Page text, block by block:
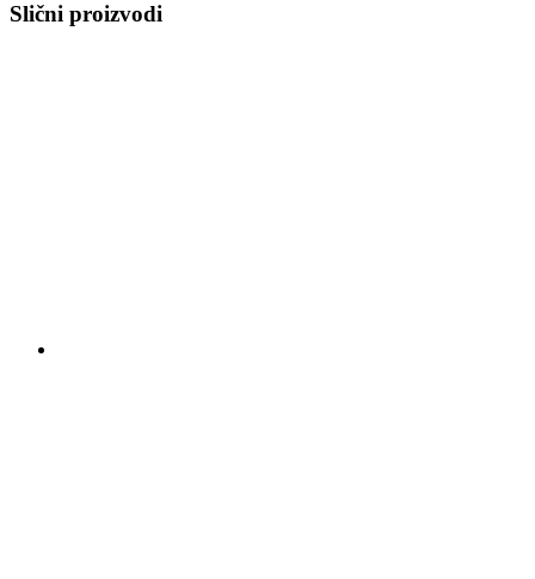
Slični proizvodi